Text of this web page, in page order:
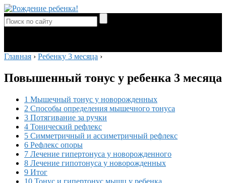
Главная › Ребенку 3 месяца ›
Повышенный тонус у ребенка 3 месяца
1 Мышечный тонус у новорожденных
2 Способы определения мышечного тонуса
3 Потягивание за ручки
4 Тонический рефлекс
5 Симметричный и ассиметричный рефлекс
6 Рефлекс опоры
7 Лечение гипертонуса у новорожденного
8 Лечение гипотонуса у новорожденных
9 Итог
10 Тонус и гипертонус мышц у ребенка